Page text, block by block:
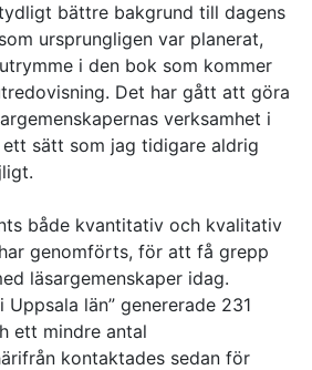
bättre bakgrund till dagens
ursprungligen var planerat,
i den bok som kommer
Det har gått att göra
verksamhet i
sätt som jag tidigare aldrig
både kvantitativ och kvalitativ
genomförts, för att få grepp
läsargemenskaper idag.
län” genererade 231
ett mindre antal
kontaktades sedan för